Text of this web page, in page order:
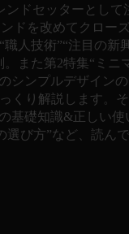
ンドセッターとして
ドを改めてクロー
職人技術”“注目の新
。また第2特集“ミニ
シンプルデザイン
くり解説します。
基礎知識&正しい使
選び方”など、読ん